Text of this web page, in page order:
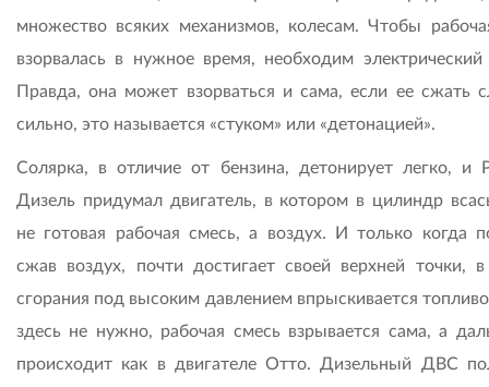
множество всяких механизмов, колесам. Чтобы
взорвалась в нужное время, необходим электрический
Правда, она может взорваться и сама, если ее сжать
сильно, это называется «стуком» или «детонацией».
Солярка, в отличие от бензина, детонирует легко, и
Дизель придумал двигатель, в котором в цилиндр
не готовая рабочая смесь, а воздух. И только когда
сжав воздух, почти достигает своей верхней точки,
сгорания под высоким давлением впрыскивается
здесь не нужно, рабочая смесь взрывается сама, а
происходит как в двигателе Отто. Дизельный ДВС